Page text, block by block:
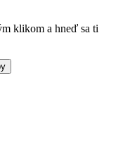
klikom a hneď sa ti